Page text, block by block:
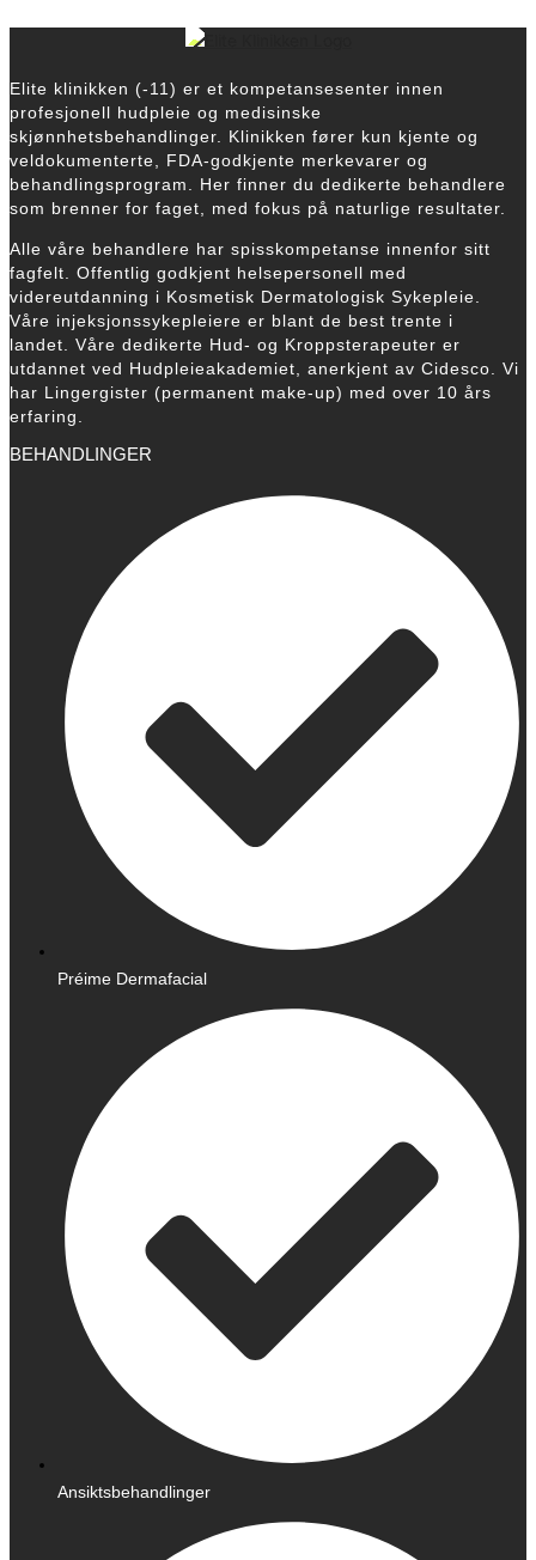
Elite klinikken (-11) er et kompetansesenter innen
profesjonell hudpleie og medisinske
skjønnhetsbehandlinger. Klinikken fører kun kjente og
veldokumenterte, FDA-godkjente merkevarer og
behandlingsprogram.
Her finner du dedikerte behandlere
som brenner for faget, med fokus på naturlige resultater.
Alle våre behandlere har spisskompetanse innenfor sitt
fagfelt. Offentlig godkjent helsepersonell med
videreutdanning i Kosmetisk Dermatologisk Sykepleie.
Våre injeksjonssykepleiere er blant de best trente i
landet. Våre dedikerte Hud- og Kroppsterapeuter er
utdannet ved Hudpleieakademiet, anerkjent av Cidesco. Vi
har Lingergister (permanent make-up) med over 10 års
erfaring.
BEHANDLINGER
Préime Dermafacial
Ansiktsbehandlinger